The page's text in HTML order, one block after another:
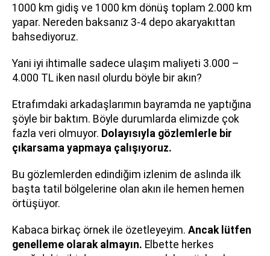
1000 km gidiş ve 1000 km dönüş toplam 2.000 km
yapar. Nereden baksanız 3-4 depo akaryakıttan
bahsediyoruz.
Yani iyi ihtimalle sadece ulaşım maliyeti 3.000 –
4.000 TL iken nasıl olurdu böyle bir akın?
Etrafımdaki arkadaşlarımın bayramda ne yaptığına
şöyle bir baktım. Böyle durumlarda elimizde çok
fazla veri olmuyor. Dolayısıyla gözlemlerle bir
çıkarsama yapmaya çalışıyoruz.
Bu gözlemlerden edindiğim izlenim de aslında ilk
başta tatil bölgelerine olan akın ile hemen hemen
örtüşüyor.
Kabaca birkaç örnek ile özetleyeyim. Ancak lütfen
genelleme olarak almayın. Elbette herkes